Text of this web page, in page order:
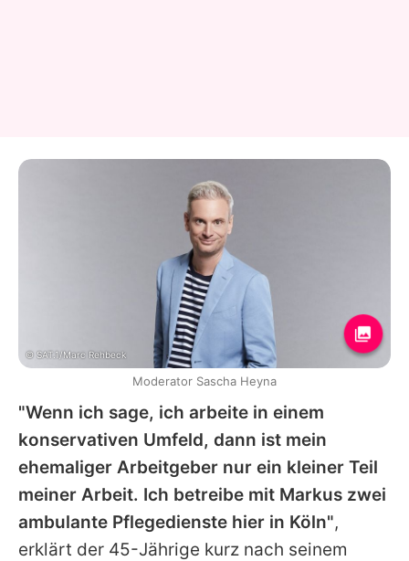
"Wenn ich sage, ich arbeite in einem
konservativen Umfeld, dann ist mein
ehemaliger Arbeitgeber nur ein kleiner Teil
meiner Arbeit. Ich betreibe mit Markus zwei
ambulante Pflegedienste hier in Köln",
erklärt der 45-Jährige kurz nach seinem
© SAT.1/Marc Rehbeck
Moderator Sascha Heyna